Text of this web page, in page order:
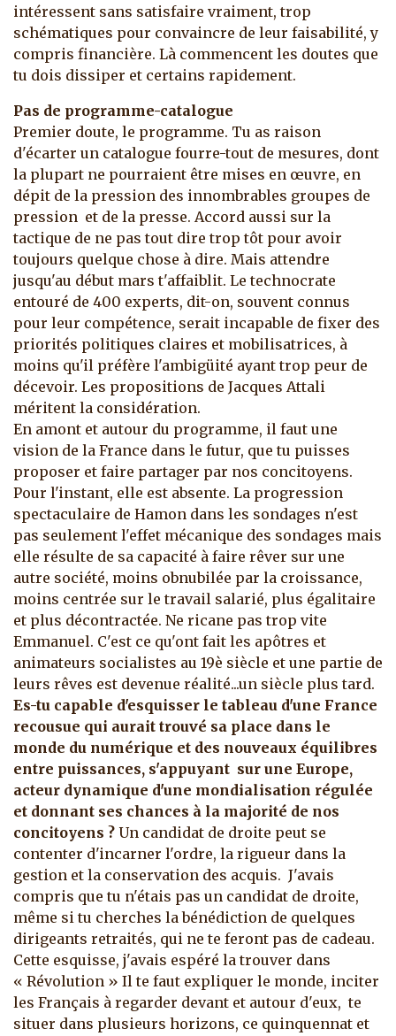
intéressent sans satisfaire vraiment, trop
schématiques pour convaincre de leur faisabilité, y
compris financière. Là commencent les doutes que
tu dois dissiper et certains rapidement.
Pas de programme-catalogue
Premier doute, le programme. Tu as raison
d'écarter un catalogue fourre-tout de mesures, dont
la plupart ne pourraient être mises en œuvre, en
dépit de la pression des innombrables groupes de
pression et de la presse. Accord aussi sur la
tactique de ne pas tout dire trop tôt pour avoir
toujours quelque chose à dire. Mais attendre
jusqu'au début mars t'affaiblit. Le technocrate
entouré de 400 experts, dit-on, souvent connus
pour leur compétence, serait incapable de fixer des
priorités politiques claires et mobilisatrices, à
moins qu'il préfère l'ambigüité ayant trop peur de
décevoir. Les propositions de Jacques Attali
méritent la considération.
En amont et autour du programme, il faut une
vision de la France dans le futur, que tu puisses
proposer et faire partager par nos concitoyens.
Pour l'instant, elle est absente. La progression
spectaculaire de Hamon dans les sondages n'est
pas seulement l'effet mécanique des sondages mais
elle résulte de sa capacité à faire rêver sur une
autre société, moins obnubilée par la croissance,
moins centrée sur le travail salarié, plus égalitaire
et plus décontractée. Ne ricane pas trop vite
Emmanuel. C'est ce qu'ont fait les apôtres et
animateurs socialistes au 19è siècle et une partie de
leurs rêves est devenue réalité...un siècle plus tard.
Es-tu capable d'esquisser le tableau d'une France
recousue qui aurait trouvé sa place dans le
monde du numérique et des nouveaux équilibres
entre puissances, s'appuyant sur une Europe,
acteur dynamique d'une mondialisation régulée
et donnant ses chances à la majorité de nos
concitoyens ? Un candidat de droite peut se
contenter d'incarner l'ordre, la rigueur dans la
gestion et la conservation des acquis. J'avais
compris que tu n'étais pas un candidat de droite,
même si tu cherches la bénédiction de quelques
dirigeants retraités, qui ne te feront pas de cadeau.
Cette esquisse, j'avais espéré la trouver dans
« Révolution » Il te faut expliquer le monde, inciter
les Français à regarder devant et autour d'eux, te
situer dans plusieurs horizons, ce quinquennat et